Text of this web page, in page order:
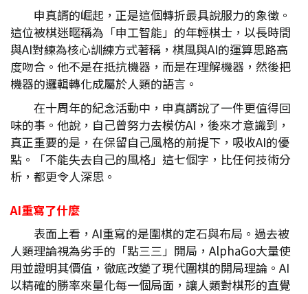
申真諝的崛起，正是這個轉折最具說服力的象徵。
這位被棋迷暱稱為「申工智能」的年輕棋士，以長時間
與AI對練為核心訓練方式著稱，棋風與AI的運算思路高
度吻合。他不是在抵抗機器，而是在理解機器，然後把
機器的邏輯轉化成屬於人類的語言。
在十周年的紀念活動中，申真諝說了一件更值得回
味的事。他說，自己曾努力去模仿AI，後來才意識到，
真正重要的是，在保留自己風格的前提下，吸收AI的優
點。「不能失去自己的風格」這七個字，比任何技術分
析，都更令人深思。
AI重寫了什麼
表面上看，AI重寫的是圍棋的定石與布局。過去被
人類理論視為劣手的「點三三」開局，AlphaGo大量使
用並證明其價值，徹底改變了現代圍棋的開局理論。AI
以精確的勝率來量化每一個局面，讓人類對棋形的直覺